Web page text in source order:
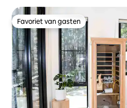
Favoriet van gasten
Favoriet van gasten